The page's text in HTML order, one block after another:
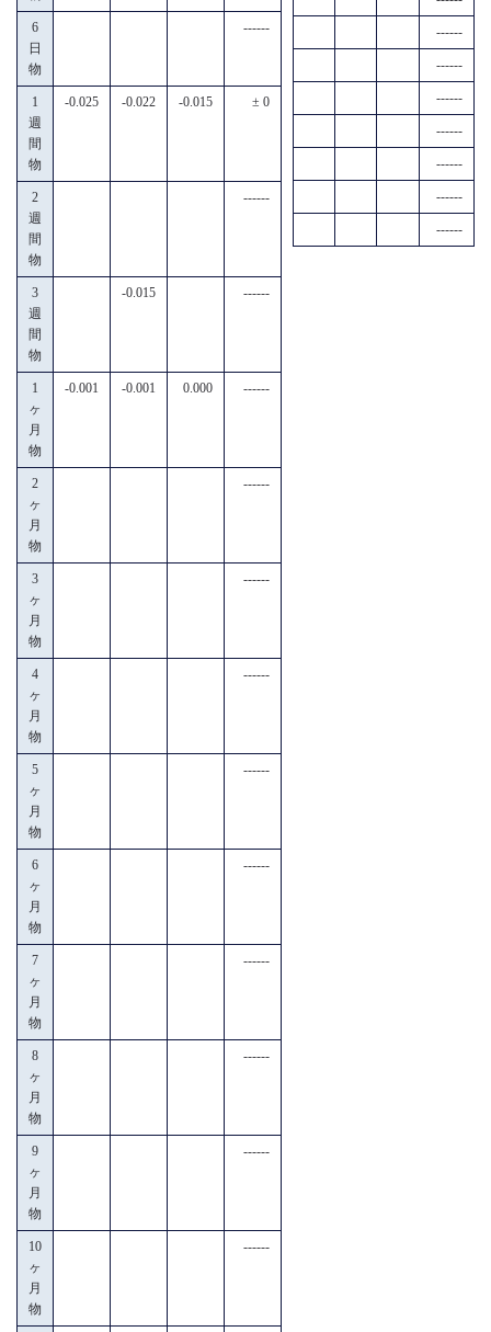
6
日
物
------
1
週
間
物
-0.025 -0.022 -0.015 ± 0
2
週
間
物
------
3
週
間
物
-0.015 ------
1
ヶ
月
物
-0.001 -0.001 0.000 ------
2
ヶ
月
物
------
3
ヶ
月
物
------
4
ヶ
月
物
------
5
ヶ
月
物
------
6
ヶ
月
物
------
7
ヶ
月
物
------
8
ヶ
月
物
------
9
ヶ
月
物
------
10
ヶ
月
物
------
------
------
------
------
------
------
------